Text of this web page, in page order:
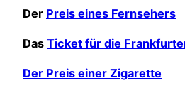
Der Preis eines Fernsehers
Das Ticket für die
Der Preis einer Zigarette